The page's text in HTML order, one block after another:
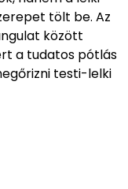
tölt be. Az
között
a tudatos pótlás
testi-lelki